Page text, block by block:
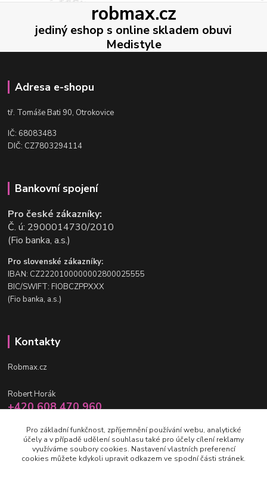
robmax.cz
jediný eshop s online skladem obuvi
Medistyle
Adresa e-shopu
tř. Tomáše Bati 90, Otrokovice
IČ: 68083483
DIČ: CZ7803294114
Bankovní spojení
Pro české zákazníky:
Č. ú: 2900014730/2010
(Fio banka, a.s.)
Pro slovenské zákazníky:
IBAN: CZ2220100000002800025555
BIC/SWIFT: FIOBCZPPXXX
(Fio banka, a.s.)
Kontakty
Robmax.cz
Robert Horák
+420 608 470 960
info@robmax.cz
Pro základní funkčnost, zpříjemnění používání webu, analytické
účely a v případě udělení souhlasu také pro účely cílení reklamy
využíváme soubory cookies. Nastavení vlastních preferencí
cookies můžete kdykoli upravit odkazem ve spodní části stránek.